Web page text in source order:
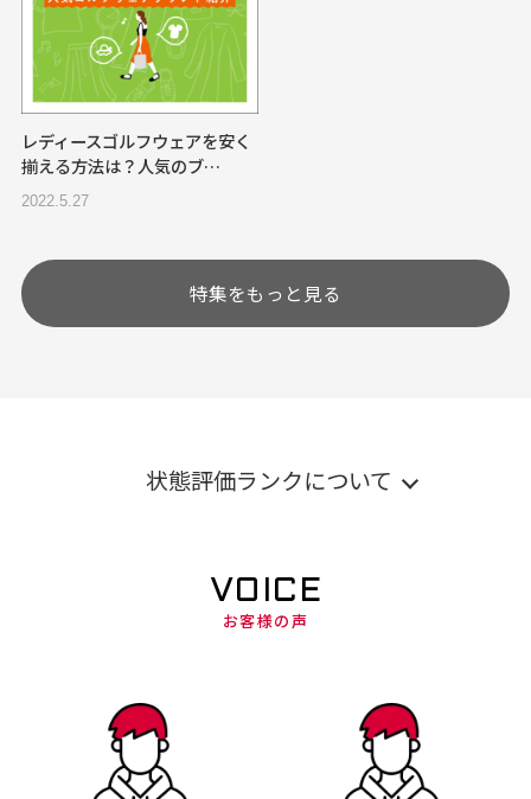
レディースゴルフウェアを安く
揃える方法は？人気のブ…
2022.5.27
特集をもっと見る
状態評価ランクについて
VOICE
お客様の声